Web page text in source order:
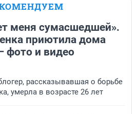
меня сумасшедшей».
приютила дома
фото и видео
рассказывавшая о борьбе
умерла в возрасте 26 лет